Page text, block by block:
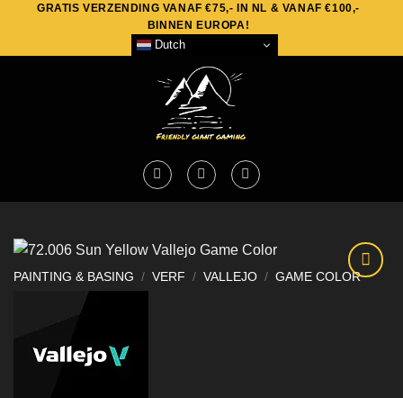
content
GRATIS VERZENDING VANAF €75,- IN NL & VANAF €100,-
BINNEN EUROPA!
Dutch
PAINTING & BASING / VERF / VALLEJO / GAME COLOR